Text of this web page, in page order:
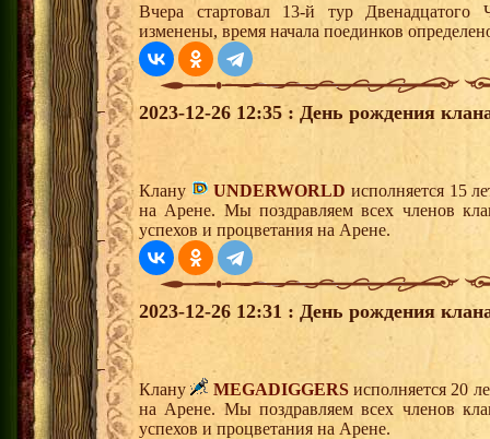
Вчера стартовал 13-й тур
изменены, время начала поединков
2023-12-26 12:35 : День рождения
Клану UNDERWORLD исполняется 15
на Арене. Мы поздравляем всех членов
успехов и процветания на Арене.
2023-12-26 12:31 : День рождения
Клану MEGADIGGERSисполняется 20
на Арене. Мы поздравляем всех членов
успехов и процветания на Арене.